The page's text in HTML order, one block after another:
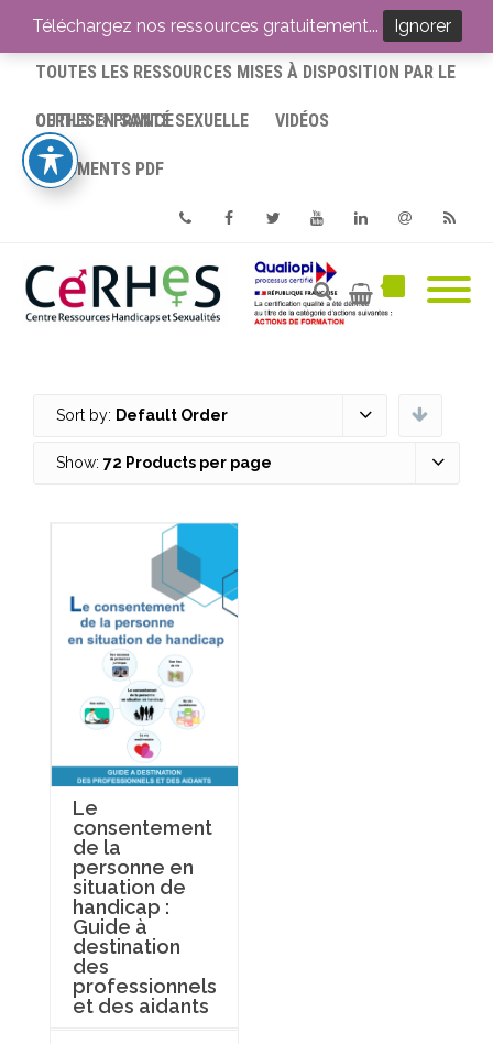
ACCUEIL
TOUTES LES RESSOURCES MISES À DISPOSITION PAR LE
CERHES® FRANCE
OUTILS EN SANTÉ SEXUELLE VIDÉOS
DOCUMENTS PDF
PhoneFacebookTwitterYoutube
Sort by: Default Order
Show: 72 Products per page
Le
consentement
de la
personne en
situation de
handicap :
Guide à
destination
des
professionnels
et des aidants
Téléchargez nos ressources gratuitement... Ignorer